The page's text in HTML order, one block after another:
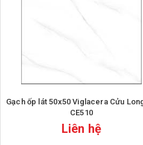
Gạch ốp lát 50x50 Viglacera Cửu Long CL
CE510
Liên hệ